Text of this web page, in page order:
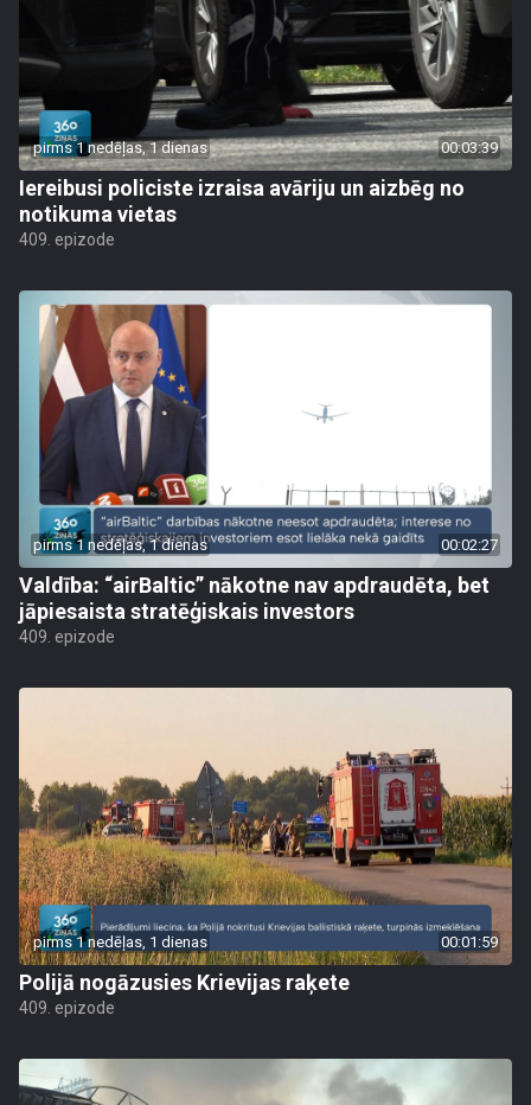
pirms 1 nedēļas, 1 dienas 00:03:39
Iereibusi policiste izraisa avāriju un aizbēg no
notikuma vietas
409. epizode
pirms 1 nedēļas, 1 dienas 00:02:27
Valdība: “airBaltic” nākotne nav apdraudēta, bet
jāpiesaista stratēģiskais investors
409. epizode
pirms 1 nedēļas, 1 dienas 00:01:59
Polijā nogāzusies Krievijas raķete
409. epizode